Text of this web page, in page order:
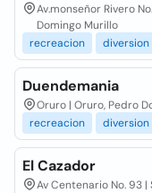
Av.monseñor Rivero
Domingo Murillo
recreacion
diversion
Duendemania
Oruro | Oruro, Pedro
recreacion
diversion
El Cazador
Av Centenario No. 93